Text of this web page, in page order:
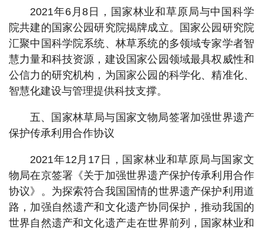
2021年6月8日，国家林业和草原局与中国科学
院共建的国家公园研究院揭牌成立。国家公园研究院
汇聚中国科学院系统、林草系统的多领域专家学者智
慧力量和科技资源，建设国家公园领域最具权威性和
公信力的研究机构，为国家公园的科学化、精准化、
智慧化建设与管理提供科技支撑。
五、国家林草局与国家文物局签署加强世界遗产
保护传承利用合作协议
2021年12月17日，国家林业和草原局与国家文
物局在京签署《关于加强世界遗产保护传承利用合作
协议》。为探索符合我国国情的世界遗产保护利用道
路，加强自然遗产和文化遗产协同保护，推动我国的
世界自然遗产和文化遗产走在世界前列，国家林业和